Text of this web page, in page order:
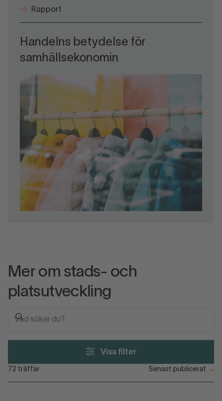
Rapport
Handelns betydelse för
samhällsekonomin
Mer om stads- och
platsutveckling
72 träffar
Visa filter